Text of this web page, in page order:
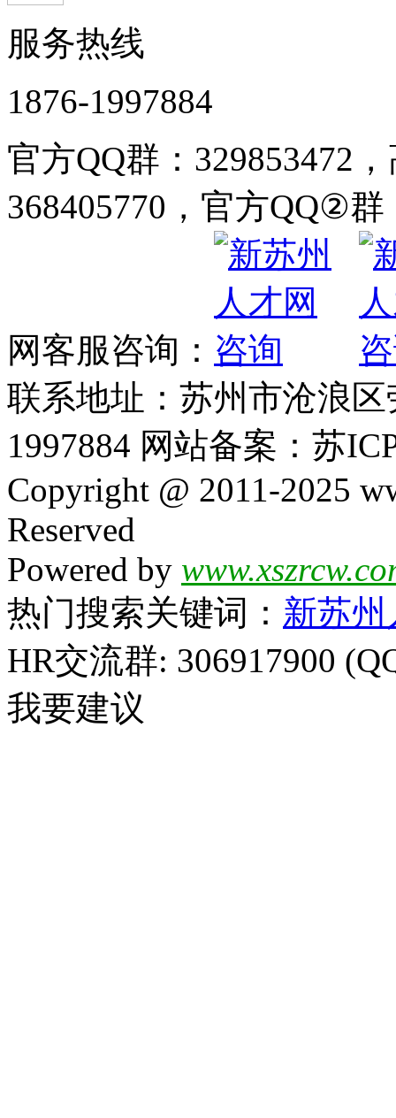
服务热线
1876-1997884
官方QQ群：329853472
368405770，官方QQ②群
网客服咨询：
联系地址：苏州市沧浪
1997884 网站备案：苏
Copyright @ 2011-2025
Reserved
Powered by
热门搜索关键词： 新苏
HR交流群: 306917900
我要建议